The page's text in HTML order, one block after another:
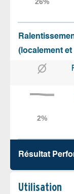
(localement
Résultat
Utilisation